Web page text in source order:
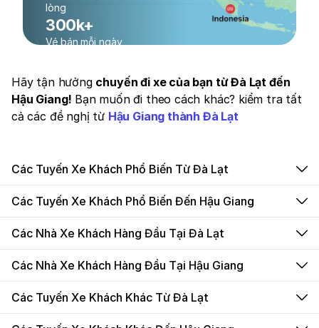
lòng
300k+
Vé bán mỗi ngày
Hãy tận hưởng chuyến đi xe của bạn từ Đà Lạt đến
Hậu Giang! Bạn muốn đi theo cách khác? kiểm tra tất
cả các đề nghị từ Hậu Giang thành Đà Lạt
Các Tuyến Xe Khách Phổ Biến Từ Đà Lạt
Các Tuyến Xe Khách Phổ Biến Đến Hậu Giang
Các Nhà Xe Khách Hàng Đầu Tại Đà Lạt
Các Nhà Xe Khách Hàng Đầu Tại Hậu Giang
Các Tuyến Xe Khách Khác Từ Đà Lạt